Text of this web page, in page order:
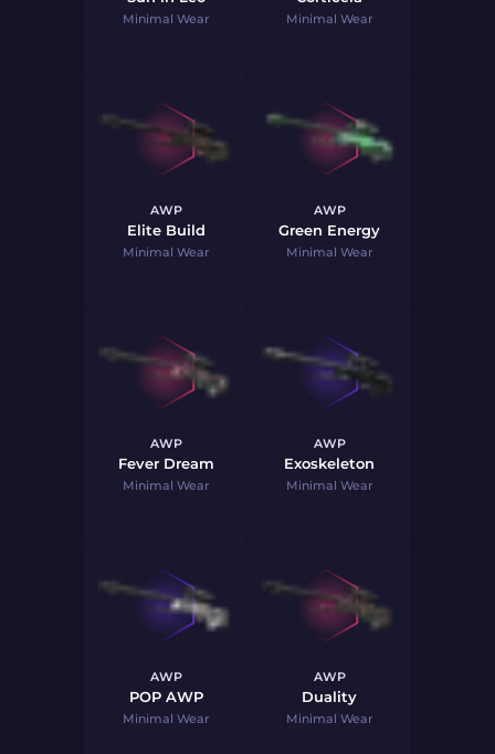
Minimal Wear Minimal Wear
AWP
Elite Build
Minimal Wear
AWP
Green Energy
Minimal Wear
AWP
Fever Dream
Minimal Wear
AWP
Exoskeleton
Minimal Wear
AWP
POP AWP
Minimal Wear
AWP
Duality
Minimal Wear